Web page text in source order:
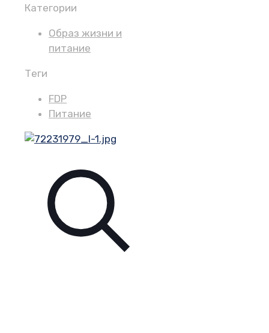
Категории
Образ жизни и
питание
Теги
FDP
Питание